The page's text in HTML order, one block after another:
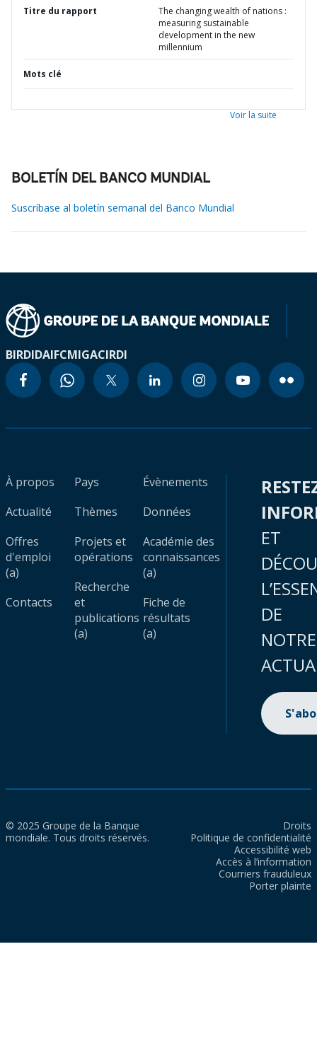
Titre du rapport
The changing wealth of nations :
measuring sustainable
development in the new
millennium
Mots clé
Voir la suite
BOLETÍN DEL BANCO MUNDIAL
Suscríbase al boletín semanal del Banco Mundial
BIRDIDAIFCMIGACIRDI
À propos
Actualité
Offres
d'emploi
(a)
Contacts
Pays
Thèmes
Projets et
opérations
Recherche
et
publications
(a)
Évènements
Données
Académie des
connaissances
(a)
Fiche de
résultats
(a)
ET
DE
NOTRE
© 2025 Groupe de la Banque
mondiale. Tous droits réservés.
Droits
Politique de confidentialité
Accessibilité web
Accès à l’information
Courriers frauduleux
Porter plainte